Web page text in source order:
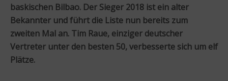
baskischen Bilbao. Der Sieger 2018 ist ein alter
Bekannter und führt die Liste nun bereits zum
zweiten Mal an. Tim Raue, einziger deutscher
Vertreter unter den besten 50, verbesserte sich um elf
Plätze.